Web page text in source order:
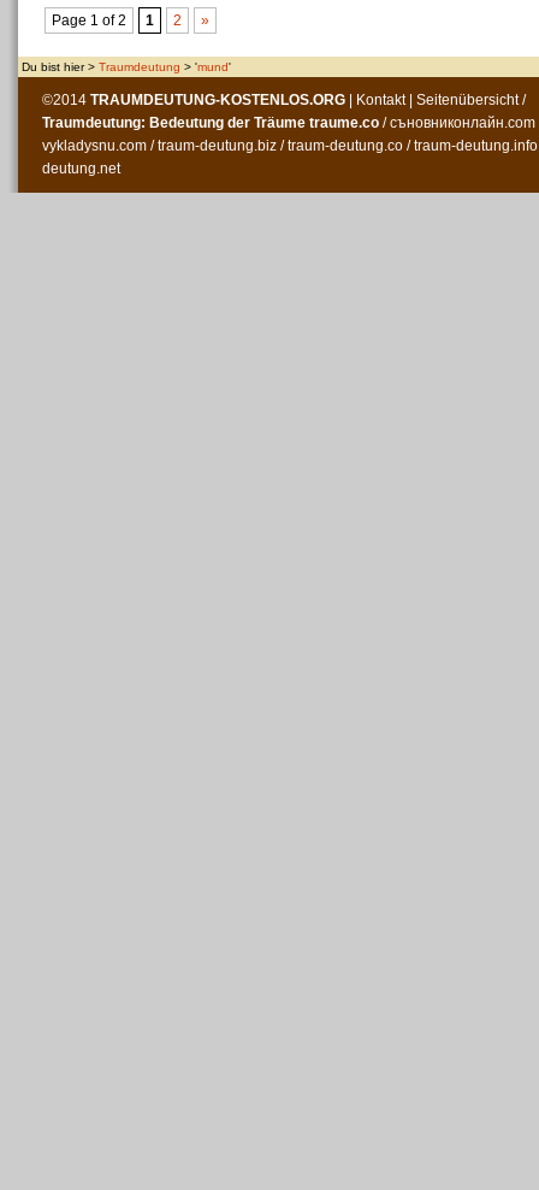
Page 1 of 2 1 2 »
Du bist hier > Traumdeutung > 'mund'
©2014 TRAUMDEUTUNG-KOSTENLOS.ORG Kontakt| Seitenübersicht/
Traumdeutung: Bedeutung der Träume traume.co /съновниконлайн.com
vykladysnu.com /traum-deutung.biz /traum-deutung.co /traum-deutung.info
deutung.net